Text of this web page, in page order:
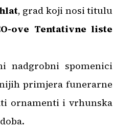
, grad koji nosi titulu
ove Tentativne liste
nadgrobni spomenici
primjera funerarne
ornamenti i vrhunska